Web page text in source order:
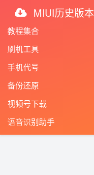
MIUI历史版本
教程集合
刷机工具
手机代号
备份还原
视频号下载
语音识别助手